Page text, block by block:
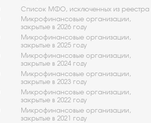
Список МФО, исключенных из реестра
Микрофинансовые организации,
закрытые в 2026 году
Микрофинансовые организации,
закрытые в 2025 году
Микрофинансовые организации,
закрытые в 2024 году
Микрофинансовые организации,
закрытые в 2023 году
Микрофинансовые организации,
закрытые в 2022 году
Микрофинансовые организации,
закрытые в 2021 году